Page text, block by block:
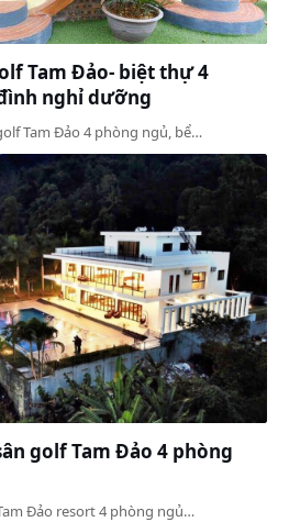
Tam Đảo- biệt thự 4
nghỉ dưỡng
Tam Đảo 4 phòng ngủ, bể…
golf Tam Đảo 4 phòng
Đảo resort 4 phòng ngủ…